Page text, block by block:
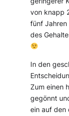
von knapp
fünf Jahren
des
In den
Zum einen
gegönnt
ein auf den